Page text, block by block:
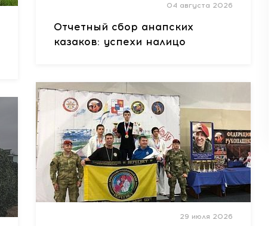
04 августа 2026
Отчетный сбор анапских
казаков: успехи налицо
29 июля 2026